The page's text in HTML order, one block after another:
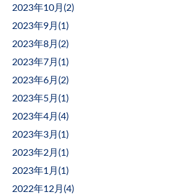
2023年10月(2)
2023年9月(1)
2023年8月(2)
2023年7月(1)
2023年6月(2)
2023年5月(1)
2023年4月(4)
2023年3月(1)
2023年2月(1)
2023年1月(1)
2022年12月(4)